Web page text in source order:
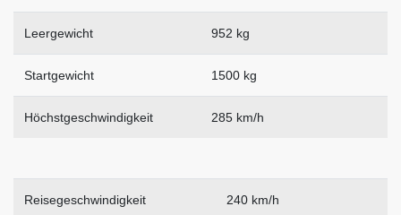
Leergewicht 952 kg
Startgewicht 1500 kg
Höchstgeschwindigkeit 285 km/h
Reisegeschwindigkeit 240 km/h